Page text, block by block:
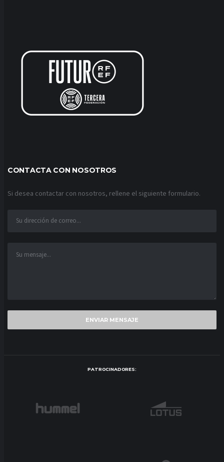
CONTACTA CON NOSOTROS
Si desea contactar con nosotros, rellene el siguiente formulario.
PATROCINADORES: